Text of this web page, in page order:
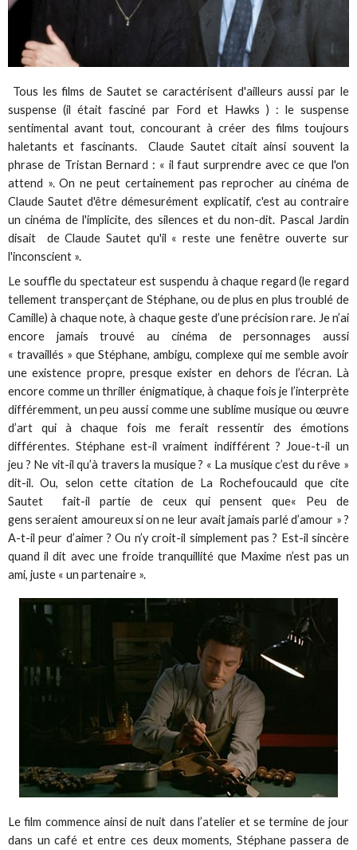
Tous les films de Sautet se caractérisent d'ailleurs aussi par le
suspense (il était fasciné par Ford et Hawks ) : le suspense
sentimental avant tout, concourant à créer des films toujours
haletants et fascinants. Claude Sautet citait ainsi souvent la
phrase de Tristan Bernard : « il faut surprendre avec ce que l'on
attend ». On ne peut certainement pas reprocher au cinéma de
Claude Sautet d'être démesurément explicatif, c'est au contraire
un cinéma de l'implicite, des silences et du non-dit. Pascal Jardin
disait de Claude Sautet qu'il « reste une fenêtre ouverte sur
l'inconscient ».
Le souffle du spectateur est suspendu à chaque regard (le regard
tellement transperçant de Stéphane, ou de plus en plus troublé de
Camille) à chaque note, à chaque geste d’une précision rare. Je n’ai
encore jamais trouvé au cinéma de personnages aussi
« travaillés » que Stéphane, ambigu, complexe qui me semble avoir
une existence propre, presque exister en dehors de l’écran. Là
encore comme un thriller énigmatique, à chaque fois je l’interprète
différemment, un peu aussi comme une sublime musique ou œuvre
d’art qui à chaque fois me ferait ressentir des émotions
différentes. Stéphane est-il vraiment indifférent ? Joue-t-il un
jeu ? Ne vit-il qu’à travers la musique ? « La musique c’est du rêve »
dit-il. Ou, selon cette citation de La Rochefoucauld que cite
Sautet fait-il partie de ceux qui pensent que« Peu de
gens seraient amoureux si on ne leur avait jamais parlé d’amour » ?
A-t-il peur d’aimer ? Ou n’y croit-il simplement pas ? Est-il sincère
quand il dit avec une froide tranquillité que Maxime n’est pas un
ami, juste « un partenaire ».
Le film commence ainsi de nuit dans l’atelier et se termine de jour
dans un café et entre ces deux moments, Stéphane passera de